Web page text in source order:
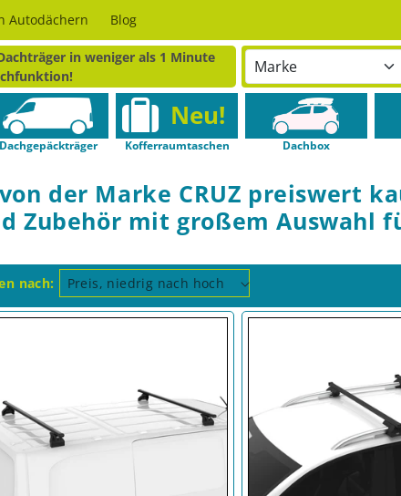
Autodächern Blog
in weniger als 1 Minute
Dachgepäckträger
Neu!
Kofferraumtaschen Dachbox
der Marke CRUZ preiswert
Zubehör mit großem Auswahl
nach: